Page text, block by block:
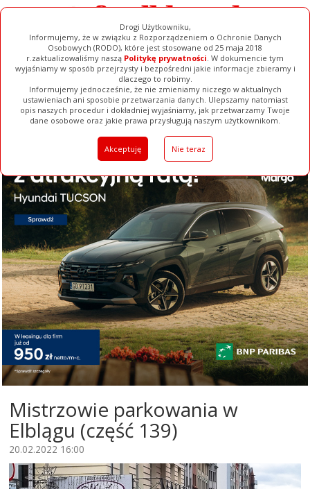
Drogi Użytkowniku,
Informujemy, że w związku z Rozporządzeniem o Ochronie Danych
Osobowych (RODO), które jest stosowane od 25 maja 2018
r.zaktualizowaliśmy naszą Politykę prywatności. W dokumencie tym
wyjaśniamy w sposób przejrzysty i bezpośredni jakie informacje zbieramy i
dlaczego to robimy.
Informujemy jednocześnie, że nie zmieniamy niczego w aktualnych
ustawieniach ani sposobie przetwarzania danych. Ulepszamy natomiast
opis naszych procedur i dokładniej wyjaśniamy, jak przetwarzamy Twoje
dane osobowe oraz jakie prawa przysługują naszym użytkownikom.
Akceptuję Nie teraz
Ogłoszenia Filmy Galerie Baza Firm Pełna Wersja
Mistrzowie parkowania w
Elblągu (część 139)
20.02.2022 16:00